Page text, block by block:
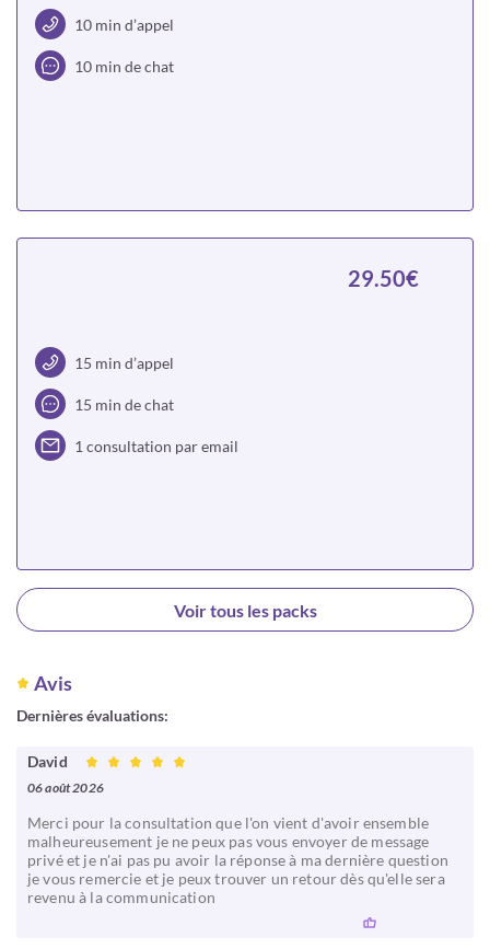
10 min d’appel
10 min de chat
15 min d’appel
15 min de chat
1 consultation par email
29.50€
Choisir
Voir tous les packs
Avis
Dernières évaluations:
David
06 août 2026
Merci pour la consultation que l'on vient d'avoir ensemble
malheureusement je ne peux pas vous envoyer de message
privé et je n'ai pas pu avoir la réponse à ma dernière question
je vous remercie et je peux trouver un retour dès qu'elle sera
revenu à la communication